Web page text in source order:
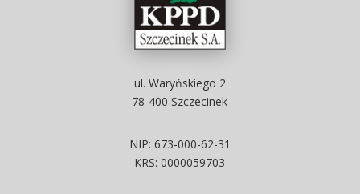
ul. Waryńskiego 2
78-400 Szczecinek
NIP: 673-000-62-31
KRS: 0000059703